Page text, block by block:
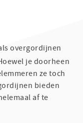
overgordijnen
je doorheen
ze toch
bieden
af te